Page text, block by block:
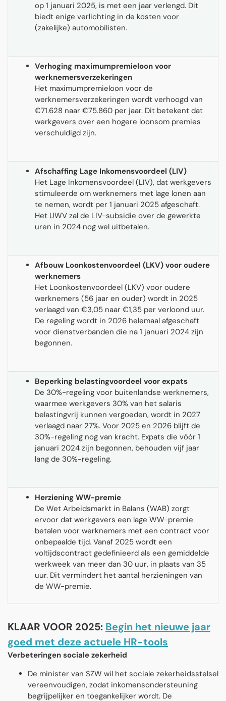
op 1 januari 2025, is met een jaar verlengd. Dit
biedt enige verlichting in de kosten voor
(zakelijke) automobilisten.
Verhoging maximumpremieloon voor
werknemersverzekeringen
Het maximumpremieloon voor de
werknemersverzekeringen wordt verhoogd van
€71.628 naar €75.860 per jaar. Dit betekent dat
werkgevers over een hogere loonsom premies
verschuldigd zijn.
Afschaffing Lage Inkomensvoordeel (LIV)
Het Lage Inkomensvoordeel (LIV), dat werkgevers
stimuleerde om werknemers met lage lonen aan
te nemen, wordt per 1 januari 2025 afgeschaft.
Het UWV zal de LIV-subsidie over de gewerkte
uren in 2024 nog wel uitbetalen.
Afbouw Loonkostenvoordeel (LKV) voor oudere
werknemers
Het Loonkostenvoordeel (LKV) voor oudere
werknemers (56 jaar en ouder) wordt in 2025
verlaagd van €3,05 naar €1,35 per verloond uur.
De regeling wordt in 2026 helemaal afgeschaft
voor dienstverbanden die na 1 januari 2024 zijn
begonnen.
Beperking belastingvoordeel voor expats
De 30%-regeling voor buitenlandse werknemers,
waarmee werkgevers 30% van het salaris
belastingvrij kunnen vergoeden, wordt in 2027
verlaagd naar 27%. Voor 2025 en 2026 blijft de
30%-regeling nog van kracht. Expats die vóór 1
januari 2024 zijn begonnen, behouden vijf jaar
lang de 30%-regeling.
Herziening WW-premie
De Wet Arbeidsmarkt in Balans (WAB) zorgt
ervoor dat werkgevers een lage WW-premie
betalen voor werknemers met een contract voor
onbepaalde tijd. Vanaf 2025 wordt een
voltijdscontract gedefinieerd als een gemiddelde
werkweek van meer dan 30 uur, in plaats van 35
uur. Dit vermindert het aantal herzieningen van
de WW-premie.
KLAAR VOOR 2025: Begin het nieuwe jaar
goed met deze actuele HR-tools
Verbeteringen sociale zekerheid
De minister van SZW wil het sociale zekerheidsstelsel
vereenvoudigen, zodat inkomensondersteuning
begrijpelijker en toegankelijker wordt. De